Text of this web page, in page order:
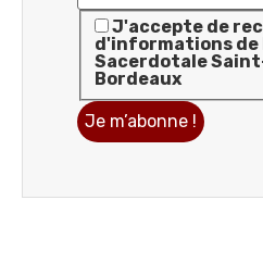
J'accepte de
d'informations
Sacerdotale
Bordeaux